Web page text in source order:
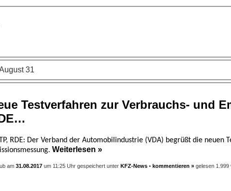
31
Testverfahren zur Verbrauchs- und
RDE: Der Verband der Automobilindustrie (VDA) begrüßt die neuen
Weiterlesen »
am 31.08.2017 um 11:25 Uhr gespeichert unter KFZ-News • kommentieren » gelesen 1.999